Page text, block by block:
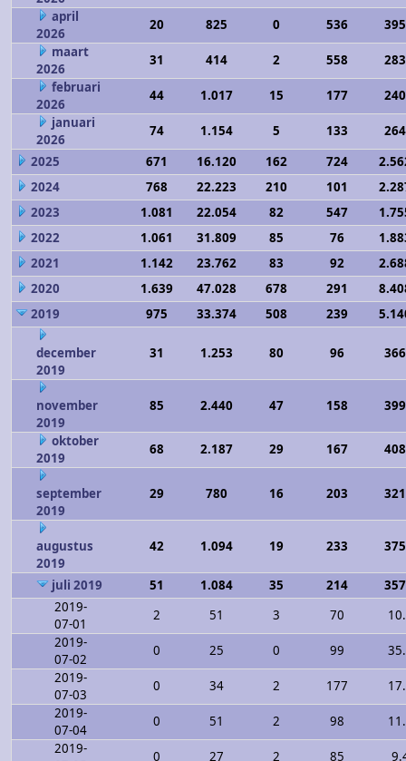
april
2026
20 825 0 536
maart
2026
31 414 2 558
februari
2026
44 1.017 15 177
januari
2026
74 1.154 5 133
2025
671 16.120 162 724
2024
768 22.223 210 101
2023
1.081 22.054 82 547
2022
1.061 31.809 85 76
2021
1.142 23.762 83 92
2020
1.639 47.028 678 291
2019
975 33.374 508 239
december
2019
31 1.253 80 96
november
2019
85 2.440 47 158
oktober
2019
68 2.187 29 167
september
2019
29 780 16 203
augustus
2019
42 1.094 19 233
juli 2019 51 1.084 35 214
2019-
07-01
2 51 3 70
2019-
07-02
0 25 0 99
2019-
07-03
0 34 2 177
2019-
07-04
0 51 2 98
2019-
0 27 2 85